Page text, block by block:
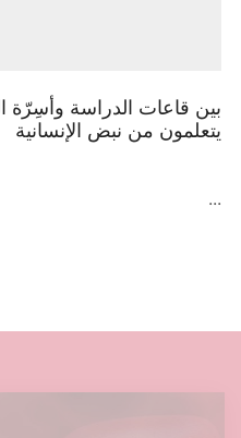
بين قاعات الدراسة
يتعلمون من نبض الإنسانية
...